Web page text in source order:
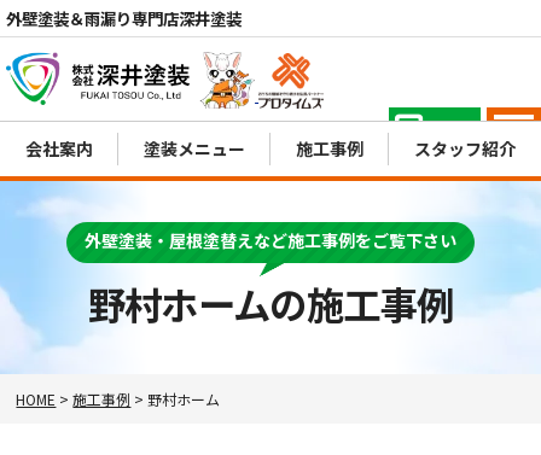
外壁塗装＆雨漏り専門店深井塗装
電話 MENU
会社案内 塗装メニュー 施工事例 スタッフ紹介
野村ホームの施工事例
外壁塗装・屋根塗替えなど施工事例をご覧下さい
HOME >施工事例 > 野村ホーム